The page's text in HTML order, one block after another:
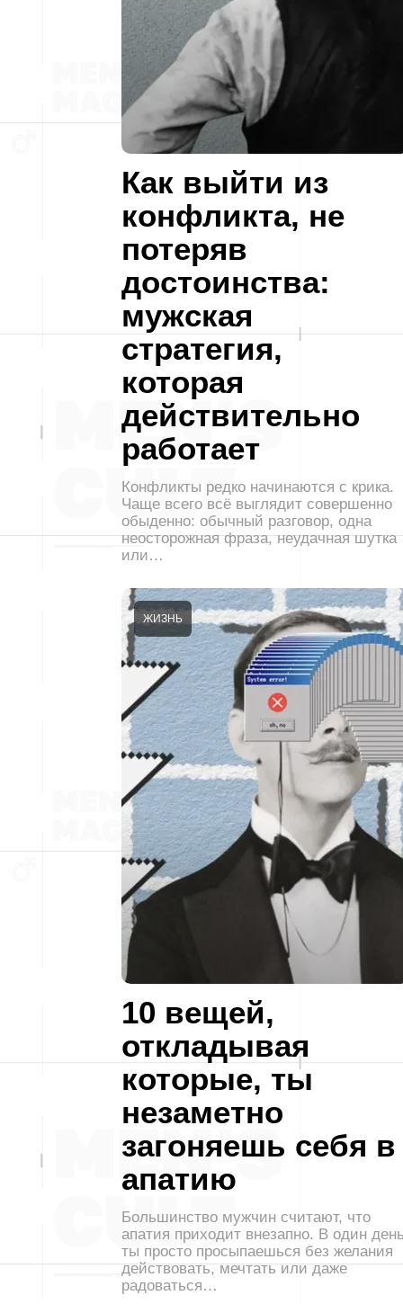
Как выйти из
конфликта, не
потеряв
достоинства:
мужская
стратегия,
которая
действительно
работает
Конфликты редко начинаются с крика.
Чаще всего всё выглядит совершенно
обыденно: обычный разговор, одна
неосторожная фраза, неудачная шутка
или…
10 вещей,
откладывая
которые, ты
незаметно
загоняешь себя в
апатию
ЖИЗНЬ
Большинство мужчин считают, что
апатия приходит внезапно. В один
ты просто просыпаешься без желания
действовать, мечтать или даже
радоваться…